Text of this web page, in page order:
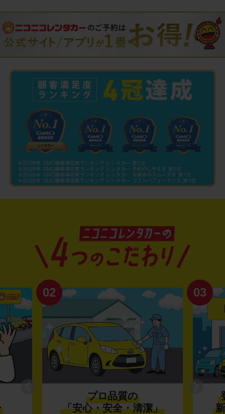
02
プロ品質の
「安心・安全・清潔」
03